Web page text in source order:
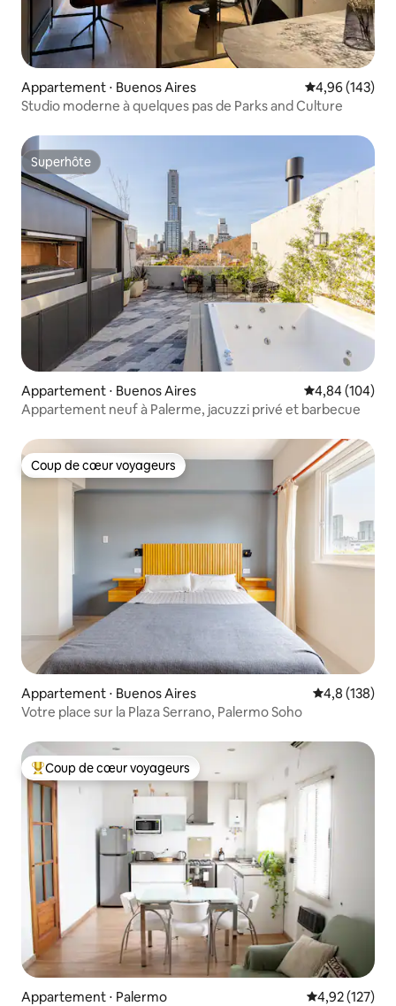
Appartement ⋅ Buenos Aires Évaluation
4,96 (143)
Studio moderne à quelques pas de Parks and Culture
Superhôte
Superhôte
Appartement ⋅ Buenos Aires Évaluation
4,84 (104)
Appartement neuf à Palerme, jacuzzi privé et barbecue
Coup de cœur voyageurs
Coup de cœur voyageurs
Appartement ⋅ Buenos Aires Évaluation
4,8 (138)
Votre place sur la Plaza Serrano, Palermo Soho
Coups de cœur voyageurs les plus appréciés
Coup de cœur voyageurs
Appartement ⋅ Palermo Évaluation
4,92 (127)